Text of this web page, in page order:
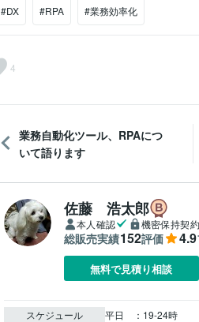
#DX #RPA #業務効率化
4
業務自動化ツール、RPAにつ
いて語ります
佐藤 浩太郎
本人確認 機密保持契
総販売実績152評価 4.9
無料で見積り相談
スケジュール
平日　：19-24時